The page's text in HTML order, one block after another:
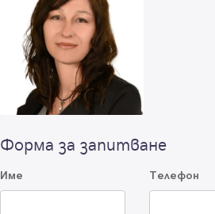
Форма за запитване
Име Телефон